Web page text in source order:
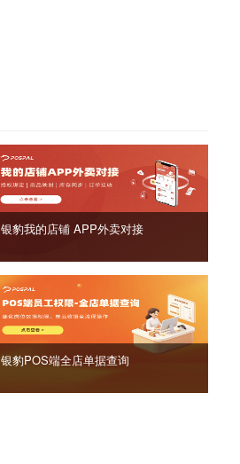
银豹我的店铺 APP外卖对接
银豹POS端全店单据查询